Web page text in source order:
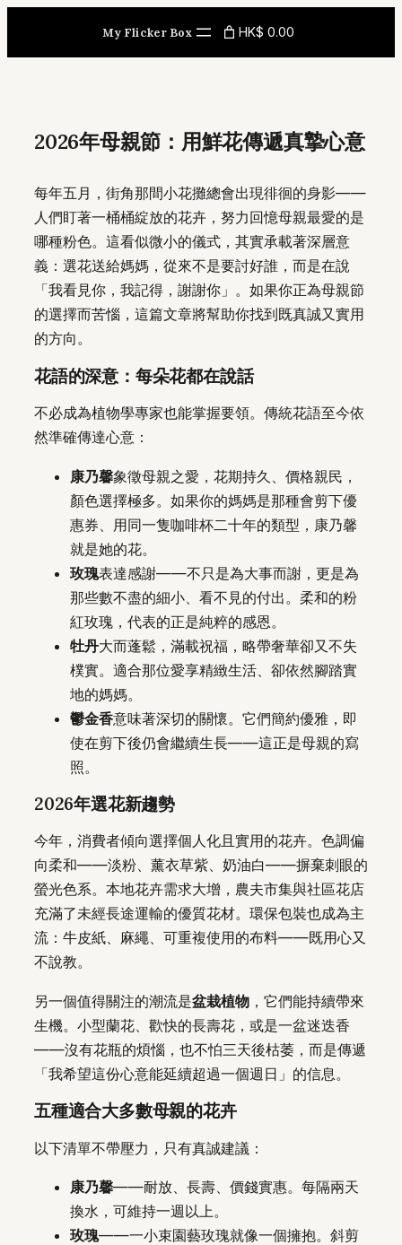
My Flicker Box HK$ 0.00
2026年母親節：用鮮花傳遞真摯心意
每年五月，街角那間小花攤總會出現徘徊的身影——
人們盯著一桶桶綻放的花卉，努力回憶母親最愛的是
哪種粉色。這看似微小的儀式，其實承載著深層意
義：選花送給媽媽，從來不是要討好誰，而是在說
「我看見你，我記得，謝謝你」。如果你正為母親節
的選擇而苦惱，這篇文章將幫助你找到既真誠又實用
的方向。
花語的深意：每朵花都在說話
不必成為植物學專家也能掌握要領。傳統花語至今依
然準確傳達心意：
康乃馨象徵母親之愛，花期持久、價格親民，
顏色選擇極多。如果你的媽媽是那種會剪下優
惠券、用同一隻咖啡杯二十年的類型，康乃馨
就是她的花。
玫瑰表達感謝——不只是為大事而謝，更是為
那些數不盡的細小、看不見的付出。柔和的粉
紅玫瑰，代表的正是純粹的感恩。
牡丹大而蓬鬆，滿載祝福，略帶奢華卻又不失
樸實。適合那位愛享精緻生活、卻依然腳踏實
地的媽媽。
鬱金香意味著深切的關懷。它們簡約優雅，即
使在剪下後仍會繼續生長——這正是母親的寫
照。
2026年選花新趨勢
今年，消費者傾向選擇個人化且實用的花卉。色調偏
向柔和——淡粉、薰衣草紫、奶油白——摒棄刺眼的
螢光色系。本地花卉需求大增，農夫市集與社區花店
充滿了未經長途運輸的優質花材。環保包裝也成為主
流：牛皮紙、麻繩、可重複使用的布料——既用心又
不說教。
另一個值得關注的潮流是盆栽植物 ，它們能持續帶來
生機。小型蘭花、歡快的長壽花，或是一盆迷迭香
——沒有花瓶的煩惱，也不怕三天後枯萎，而是傳遞
「我希望這份心意能延續超過一個週日」的信息。
五種適合大多數母親的花卉
以下清單不帶壓力，只有真誠建議：
康乃馨——耐放、長壽、價錢實惠。每隔兩天
換水，可維持一週以上。
玫瑰——一小束園藝玫瑰就像一個擁抱。斜剪